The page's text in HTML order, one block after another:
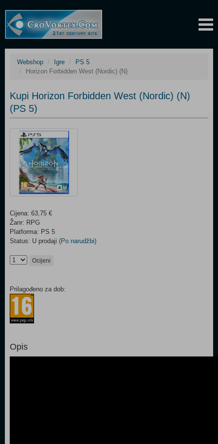
Webshop Igre
PS 5
Horizon Forbidden West (Nordic) (N)
Kupi Horizon Forbidden West (Nordic) (N)
(PS 5)
Cijena: 63,75 €
Žanr: RPG
Platforma: PS 5
Status: U prodaji (Po narudžbi)
Ocijeni
Prilagođeno za dob:
Opis